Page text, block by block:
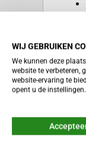
WIJ GEBRUIKEN
We kunnen deze
website te verbeteren,
website-ervaring te
opent u de instellingen.